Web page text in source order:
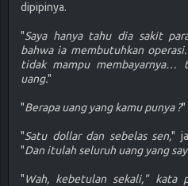
dipipinya.
"Saya hanya tahu dia sakit
bahwa ia membutuhkan
tidak mampu membayarnya…
uang."
"Berapa uang yang kamu punya ?"
"Satu dollar dan sebelas sen,"
"Dan itulah seluruh uang yang
"Wah, kebetulan sekali," kata